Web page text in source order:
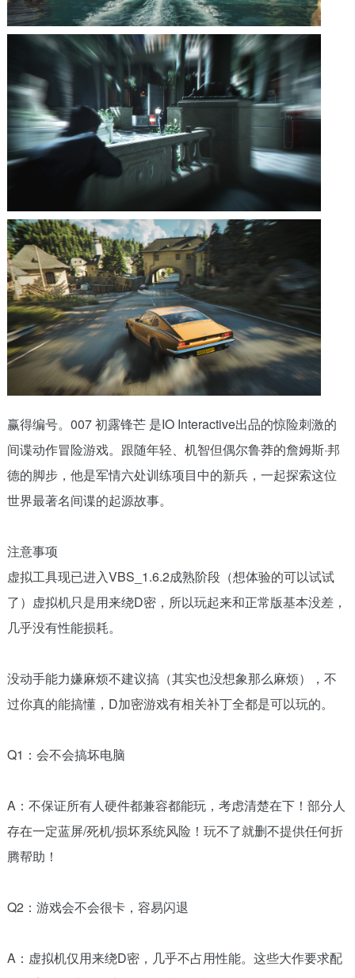
赢得编号。007 初露锋芒 是IO Interactive出品的惊险刺激的
间谍动作冒险游戏。跟随年轻、机智但偶尔鲁莽的詹姆斯·邦
德的脚步，他是军情六处训练项目中的新兵，一起探索这位
世界最著名间谍的起源故事。
注意事项
虚拟工具现已进入VBS_1.6.2成熟阶段（想体验的可以试试
了）虚拟机只是用来绕D密，所以玩起来和正常版基本没差，
几乎没有性能损耗。
没动手能力嫌麻烦不建议搞（其实也没想象那么麻烦），不
过你真的能搞懂，D加密游戏有相关补丁全都是可以玩的。
Q1：会不会搞坏电脑
A：不保证所有人硬件都兼容都能玩，考虑清楚在下！部分人
存在一定蓝屏/死机/损坏系统风险！玩不了就删不提供任何折
腾帮助！
Q2：游戏会不会很卡，容易闪退
A：虚拟机仅用来绕D密，几乎不占用性能。这些大作要求配